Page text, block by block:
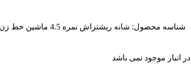
شناسه محصول: شانه ریشتراش نمره 4.5 ماشین خط زن وی جی ار مدل V-933
در انبار موجود نمی باشد